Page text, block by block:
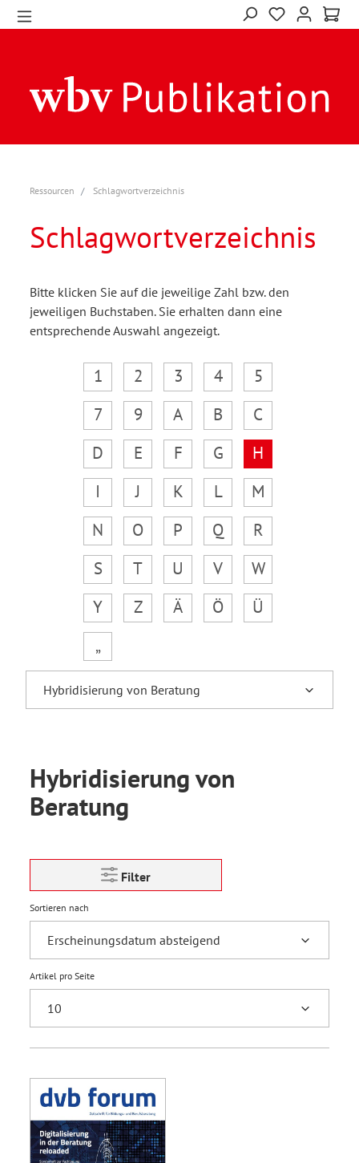
Ressourcen Schlagwortverzeichnis
Schlagwortverzeichnis
Bitte klicken Sie auf die jeweilige Zahl bzw. den
jeweiligen Buchstaben. Sie erhalten dann eine
entsprechende Auswahl angezeigt.
1 2 3 4
5
7
9 A B
C
D
E F G
H
I
J K L
M
N
O P Q
R
S
T U V
W
Y
Z Ä Ö
Ü
„
Hybridisierung von
Beratung
Filter
Sortieren nach
Artikel pro Seite